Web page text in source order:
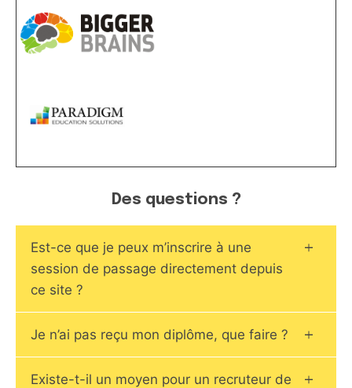
Des questions ?
Est-ce que je peux m’inscrire à une
session de passage directement depuis
ce site ?
Je n’ai pas reçu mon diplôme, que faire ?
Existe-t-il un moyen pour un recruteur de